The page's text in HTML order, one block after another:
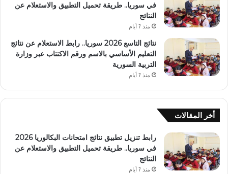
في سوريا.. طريقة تحميل التطبيق والاستعلام عن
النتائج
منذ 7 أيام
نتائج التاسع 2026 سوريا.. رابط الاستعلام عن نتائج
التعليم الأساسي بالاسم ورقم الاكتتاب عبر وزارة
التربية السورية
منذ 7 أيام
أخر المقالات
رابط تنزيل تطبيق نتائج امتحانات البكالوريا 2026
في سوريا.. طريقة تحميل التطبيق والاستعلام عن
النتائج
منذ 7 أيام